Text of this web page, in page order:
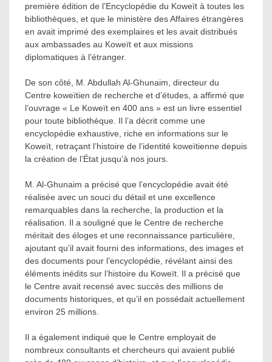
première édition de l’Encyclopédie du Koweït à toutes les
bibliothèques, et que le ministère des Affaires étrangères
en avait imprimé des exemplaires et les avait distribués
aux ambassades au Koweït et aux missions
diplomatiques à l’étranger.
De son côté, M. Abdullah Al-Ghunaim, directeur du
Centre koweïtien de recherche et d’études, a affirmé que
l’ouvrage « Le Koweït en 400 ans » est un livre essentiel
pour toute bibliothèque. Il l’a décrit comme une
encyclopédie exhaustive, riche en informations sur le
Koweït, retraçant l’histoire de l’identité koweïtienne depuis
la création de l’État jusqu’à nos jours.
M. Al-Ghunaim a précisé que l’encyclopédie avait été
réalisée avec un souci du détail et une excellence
remarquables dans la recherche, la production et la
réalisation. Il a souligné que le Centre de recherche
méritait des éloges et une reconnaissance particulière,
ajoutant qu’il avait fourni des informations, des images et
des documents pour l’encyclopédie, révélant ainsi des
éléments inédits sur l’histoire du Koweït. Il a précisé que
le Centre avait recensé avec succès des millions de
documents historiques, et qu’il en possédait actuellement
environ 25 millions.
Il a également indiqué que le Centre employait de
nombreux consultants et chercheurs qui avaient publié